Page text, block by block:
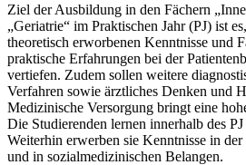
Ziel der Ausbildung in den Fächern
„Geriatrie“ im Praktischen Jahr (PJ) ist
theoretisch erworbenen Kenntnisse und
praktische Erfahrungen bei der
vertiefen. Zudem sollen weitere
Verfahren sowie ärztliches Denken und
Medizinische Versorgung bringt eine
Die Studierenden lernen innerhalb des
Weiterhin erwerben sie Kenntnisse in
und in sozialmedizinischen Belangen.